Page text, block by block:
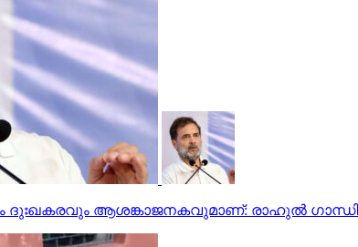
ദുഃഖകരവും ആശങ്കാജനകവുമാണ്: രാഹുല്‍ ഗാന്ധി